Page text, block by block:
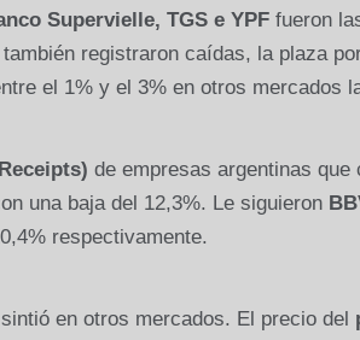
Supervielle, TGS e YPFfueron
registraron caídas, la plaza
el 1% y el 3% en otros mercados
de empresas argentinas que
una baja del 12,3%. Le siguieron
respectivamente.
en otros mercados. El precio del